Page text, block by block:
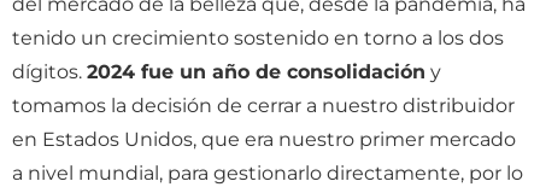
tenido un crecimiento sostenido en torno a los dos
dígitos. 2024 fue un año de consolidación y
tomamos la decisión de cerrar a nuestro distribuidor
en Estados Unidos, que era nuestro primer mercado
a nivel mundial, para gestionarlo directamente, por lo